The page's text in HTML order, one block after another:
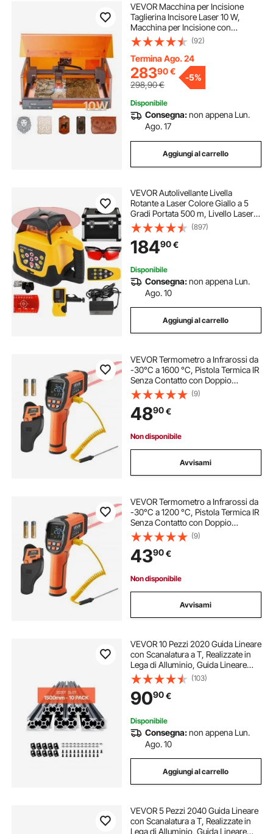
VEVOR Macchina per Incisione
Taglierina Incisore Laser 10 W,
Macchina per Incisione con
Custodia Velocità max. 7000
mm/min, Area di Lavoro 300 x 300
mm, per Legno, Pelle, Vetro, Classe
1
(92)
Termina Ago. 24
28390€
298,90€
-5%
Disponibile
Consegna:non appena Lun.
Ago. 17
Aggiungi al carrello
VEVOR Autolivellante Livella
Rotante a Laser Colore Giallo a 5
Gradi Portata 500 m, Livello Laser
IP54 Resistenza all'Acqua, Livello
Laser Impermeabile -20ºC - 45ºC,
Laser Rotante con Raggio Rosso
(897)
18490€
Disponibile
Consegna:non appena Lun.
Ago. 10
Aggiungi al carrello
VEVOR Termometro a Infrarossi da
-30°C a 1600 °C, Pistola Termica IR
Senza Contatto con Doppio
Modalità, Termometro Visivo Senza
Contatto con Display, Termocoppia
Tipo K, Doppio Laser, Uso
Industriale
(9)
4890€
Non disponibile
Avvisami
VEVOR Termometro a Infrarossi da
-30°C a 1200 °C, Pistola Termica IR
Senza Contatto con Doppio
Modalità, Termometro Visivo Senza
Contatto con Display, Termocoppia
Tipo K, Doppio Laser, Uso
Industriale
(9)
4390€
Non disponibile
Avvisami
VEVOR 10 Pezzi 2020 Guida Lineare
con Scanalatura a T, Realizzate in
Lega di Alluminio, Guida Lineare
Anodizzata Estruso ad Alta
Resistenza per Stampante,
Incisione Laser, Nero 1500 mm
(103)
9090€
Disponibile
Consegna:non appena Lun.
Ago. 10
Aggiungi al carrello
VEVOR 5 Pezzi 2040 Guida Lineare
con Scanalatura a T, Realizzate in
Lega di Alluminio, Guida Lineare